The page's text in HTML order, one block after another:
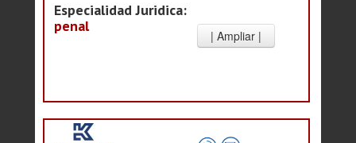
Especialidad Juridica:
penal